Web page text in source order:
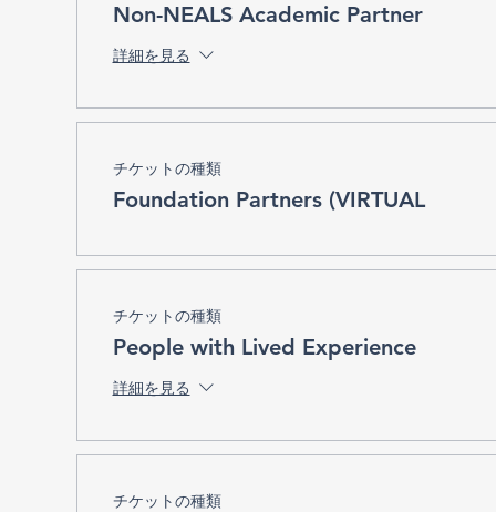
Non-NEALS Academic Partner
詳細を見る
チケットの種類
Foundation Partners (VIRTUAL
チケットの種類
People with Lived Experience
詳細を見る
チケットの種類